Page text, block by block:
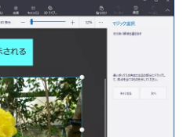
マジック選択」をクリックす